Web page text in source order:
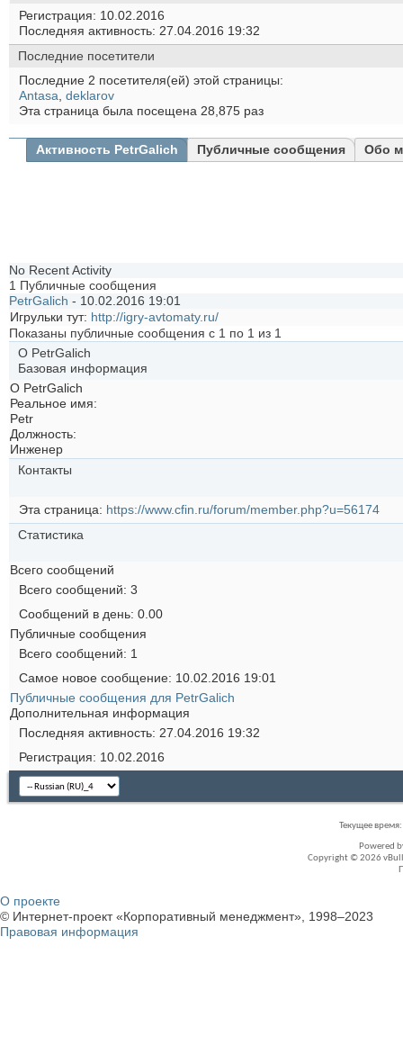
Регистрация
10.02.2016
Последняя активность 27.04.2016 19:32
Последние посетители
Последние 2 посетителя(ей) этой страницы:
Antasa deklarov
Эта страница была посещена 28,875 раз
Активность PetrGalich Публичные сообщения Обо
No Recent Activity
1 Публичные сообщения
PetrGalich - 10.02.2016 19:01
Игрульки тут: http://igry-avtomaty.ru/
Показаны публичные сообщения с 1 по 1 из 1
О PetrGalich
Базовая информация
О PetrGalich
Реальное имя:
Petr
Должность:
Инженер
Контакты
Эта страница
https://www.cfin.ru/forum/member.php?u=56174
Статистика
Всего сообщений
Всего сообщений 3
Сообщений в день 0.00
Публичные сообщения
Всего сообщений
1
Самое новое сообщение 10.02.2016 19:01
Публичные сообщения для PetrGalich
Дополнительная информация
Последняя активность 27.04.2016 19:32
Регистрация
10.02.2016
Текущее время:
Powered
Copyright © 2026
О проекте
© Интернет-проект «Корпоративный менеджмент», 1998–2023
Правовая информация